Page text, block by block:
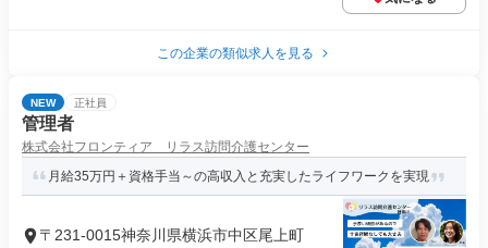
この企業の類似求人を見る
NEW 正社員
管理者
株式会社フロンティア リラス訪問介護センター
月給35万円＋資格手当～の高収入と充実したライフワークを実現
〒231-0015神奈川県横浜市中区尾上町